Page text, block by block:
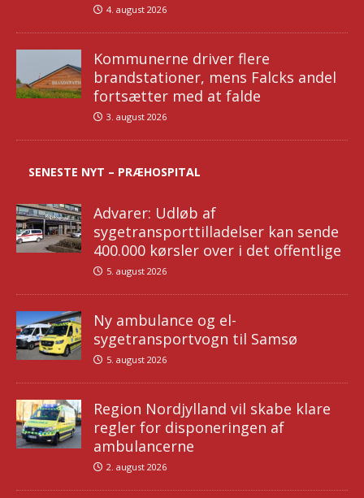
4. august 2026
Kommunerne driver flere
brandstationer, mens Falcks andel
fortsætter med at falde
3. august 2026
SENESTE NYT – PRÆHOSPITAL
Advarer: Udløb af
sygetransporttilladelser kan sende
400.000 kørsler over i det offentlige
5. august 2026
Ny ambulance og el-
sygetransportvogn til Samsø
5. august 2026
Region Nordjylland vil skabe klare
regler for disponeringen af
ambulancerne
2. august 2026